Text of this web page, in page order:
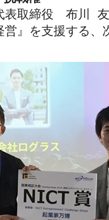
取締役 布川
』を支援する、